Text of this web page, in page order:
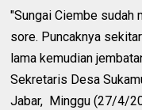
"Sungai Ciembe sudah
sore. Puncaknya
lama kemudian
Sekretaris Desa
Jabar, Minggu (27/4/